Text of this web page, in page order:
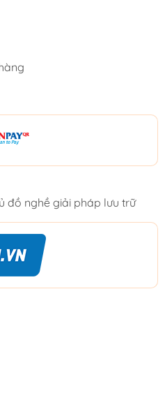
đồ nghề giải pháp lưu trữ